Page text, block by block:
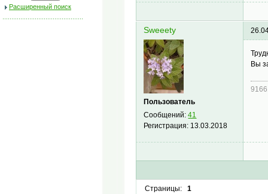
Расширенный поиск
Sweeety
Пользователь
Сообщений:41
Регистрация: 13.03.2018
Вы
Страницы: 1